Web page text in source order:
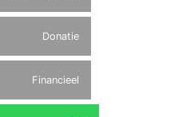
Donatie
Financieel